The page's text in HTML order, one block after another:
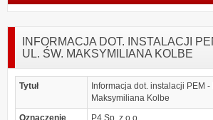
INFORMACJA DOT. INSTALACJI
UL. ŚW. MAKSYMILIANA KOLBE
Tytuł
Informacja dot. instalacji PEM -
Maksymiliana Kolbe
Oznaczenie
P4 Sp. z o.o.